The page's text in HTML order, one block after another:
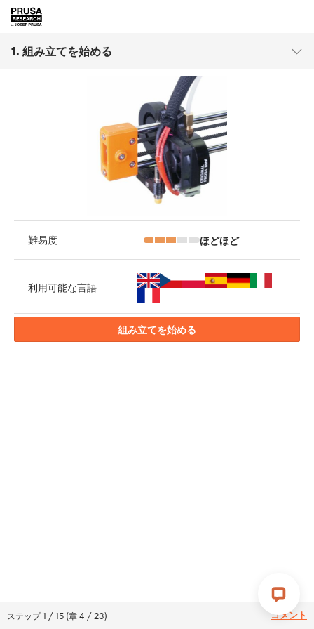
1. 組み立てを始める
ステップ1 /15 (章4 / 23) コメント
難易度 ほどほど
利用可能な言語
組み立てを始める